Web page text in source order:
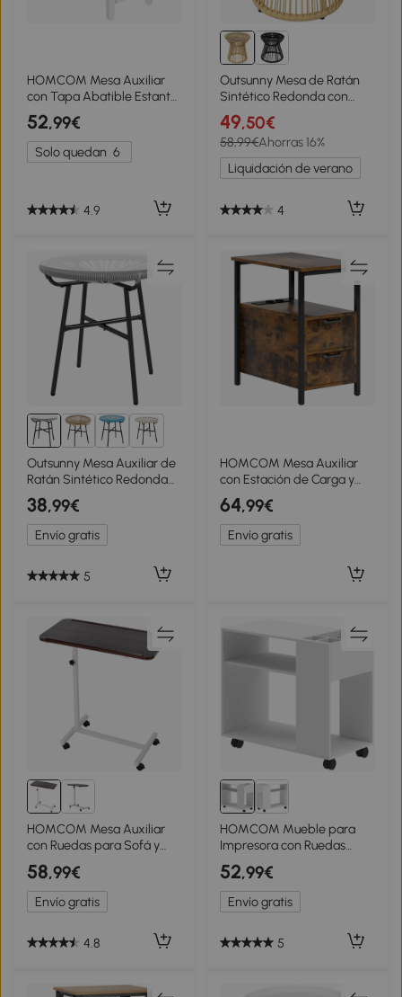
HOMCOM Mesa Auxiliar
con Tapa Abatible Estante
y Orificio para Cables para
Salón Cama Dormitorio
60,5x32,5x70 cm Blanco
52,99€
Solo quedan 6
4.9
Outsunny Mesa de Ratán
Sintético Redonda con
Encimera de Cristal y
Marco de Metal Carga 30
kg para Patio Jardín
Ø40x42 cm Beige
49,50€
58,99€Ahorras 16%
Liquidación de verano
4
1+
Outsunny Mesa Auxiliar de
Ratán Sintético Redonda
para Exteriores con
Encimera de Vidrio
Templado Ø50x50 cm Gris
38,99€
Envío gratis
5
HOMCOM Mesa Auxiliar
con Estación de Carga y
Toma de Corriente Mesita
de Noche con Cajones y
Estantería Abierta Marrón
Rústico
64,99€
Envío gratis
HOMCOM Mesa Auxiliar
con Ruedas para Sofá y
Cama Altura Ajustable y
Marco de Acero
77x40x76-100 cm Nogal
Oscuro
58,99€
Envío gratis
4.8
HOMCOM Mueble para
Impresora con Ruedas
Compartimentos
Superiores Estantes
Abiertos 70x36x60 cm
Blanco
52,99€
Envío gratis
5